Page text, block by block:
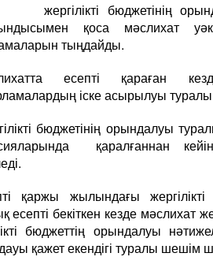
бюджетінің
қоса мәслихат
тыңдайды.
есепті қараған
іске асырылуы
бюджетінің орындалуы
қаралғаннан
қаржы жылындағы
есепті бекіткен кезде мәслихат
бюджеттің орындалуы
қажет екендігі туралы шешім